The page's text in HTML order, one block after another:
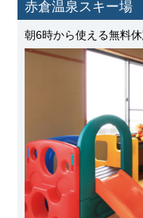
赤倉温泉スキー場
朝6時から使える無料休